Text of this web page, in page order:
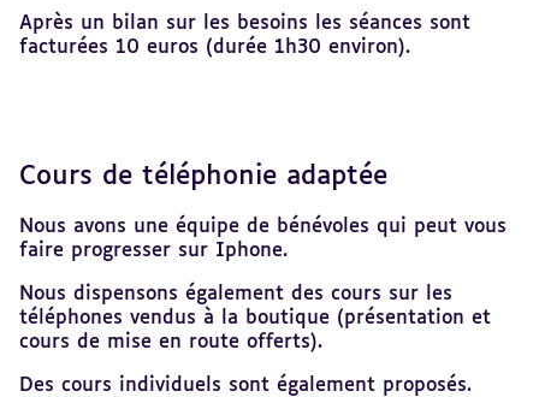
Après un bilan sur les besoins les séances sont
facturées 10 euros (durée 1h30 environ).
Cours de téléphonie adaptée
Nous avons une équipe de bénévoles qui peut vous
faire progresser sur Iphone.
Nous dispensons également des cours sur les
téléphones vendus à la boutique (présentation et
cours de mise en route offerts).
Des cours individuels sont également proposés.